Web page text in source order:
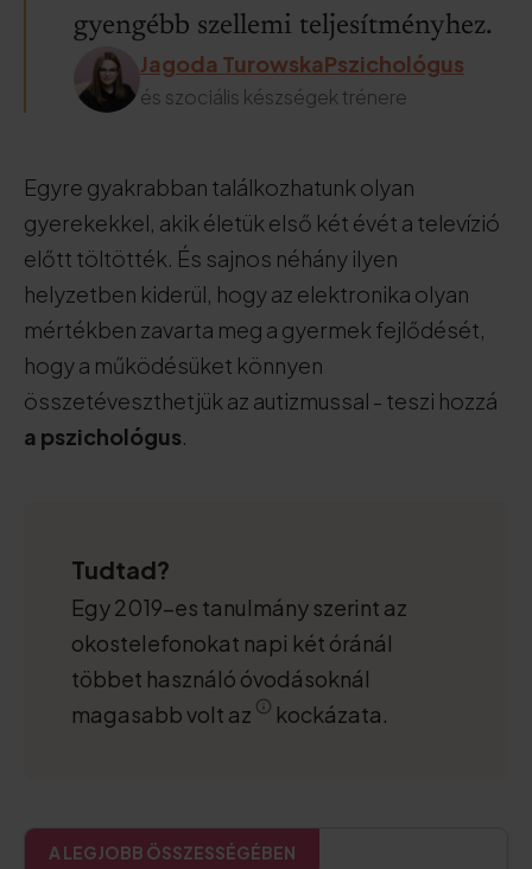
gyengébb szellemi teljesítményhez.
Jagoda TurowskaPszichológus
és szociális készségek trénere
Egyre gyakrabban találkozhatunk olyan
gyerekekkel, akik életük első két évét a televízió
előtt töltötték. És sajnos néhány ilyen
helyzetben kiderül, hogy az elektronika olyan
mértékben zavarta meg a gyermek fejlődését,
hogy a működésüket könnyen
összetéveszthetjük az autizmussal - teszi hozzá
a pszichológus
Tudtad?
Egy 2019-es tanulmány szerint az
okostelefonokat napi két óránál
többet használó óvodásoknál
magasabb volt az
kockázata.
A LEGJOBB ÖSSZESSÉGÉBEN